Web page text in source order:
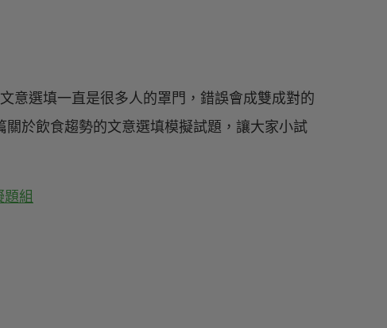
意選填一直是很多人的罩門，錯誤會成雙成對的
於飲食趨勢的文意選填模擬試題，讓大家小試